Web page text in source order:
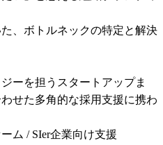
、ボトルネックの特定と解決
ーを担うスタートアップま
せた多角的な採用支援に携わ
ム / SIer企業向け支援